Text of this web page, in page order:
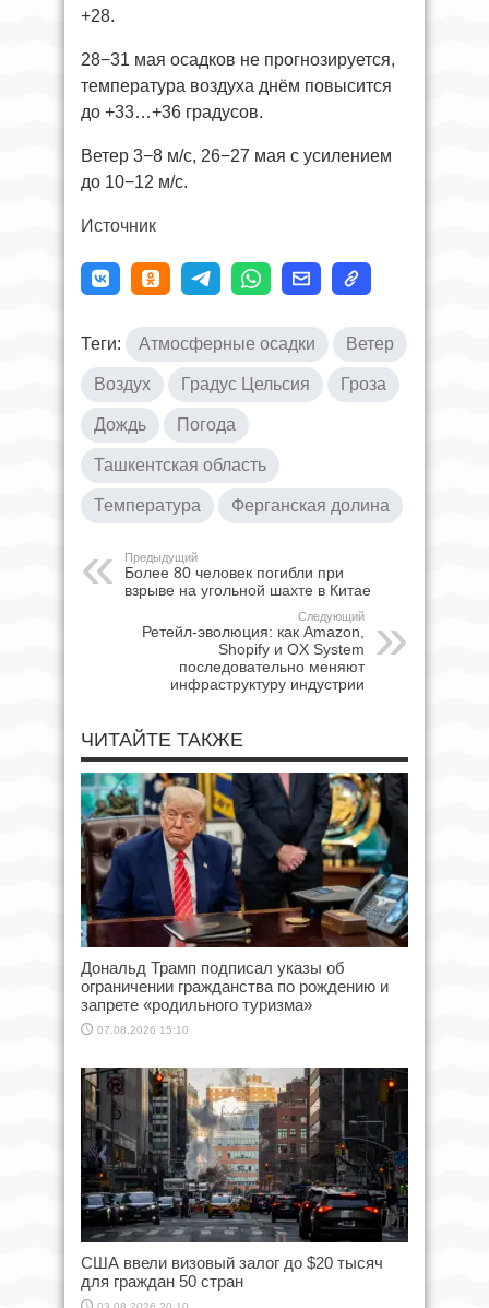
+28.
28−31 мая осадков не прогнозируется,
температура воздуха днём повысится
до +33…+36 градусов.
Ветер 3−8 м/с, 26−27 мая с усилением
до 10−12 м/с.
Источник
Теги: Атмосферные осадки Ветер
Воздух Градус Цельсия Гроза
Дождь Погода
Ташкентская область
Температура Ферганская долина
Предыдущий
Более 80 человек погибли при
взрыве на угольной шахте в Китае
Следующий
Ретейл-эволюция: как Amazon,
Shopify и OX System
последовательно меняют
инфраструктуру индустрии
ЧИТАЙТЕ ТАКЖЕ
Дональд Трамп подписал указы об
ограничении гражданства по рождению и
запрете «родильного туризма»
07.08.2026 15:10
США ввели визовый залог до $20 тысяч
для граждан 50 стран